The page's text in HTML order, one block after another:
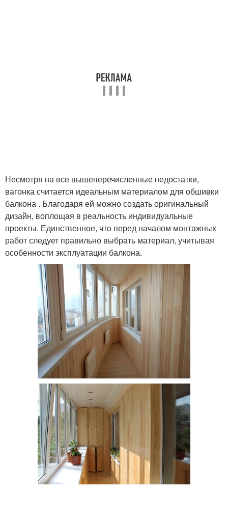
Несмотря на все вышеперечисленные недостатки,
вагонка считается идеальным материалом для обшивки
балкона . Благодаря ей можно создать оригинальный
дизайн, воплощая в реальность индивидуальные
проекты. Единственное, что перед началом монтажных
работ следует правильно выбрать материал, учитывая
особенности эксплуатации балкона.